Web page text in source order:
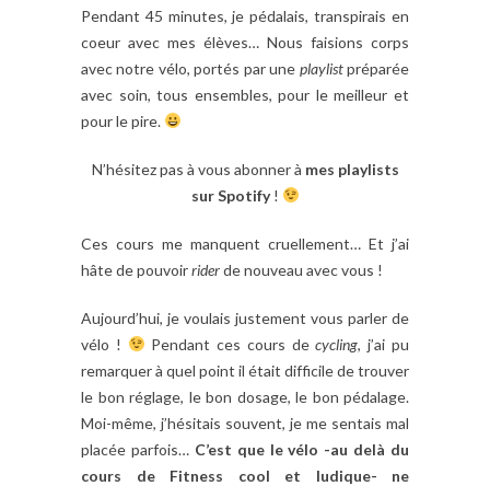
Pendant 45 minutes, je pédalais, transpirais en
coeur avec mes élèves… Nous faisions corps
avec notre vélo, portés par une playlistpréparée
avec soin, tous ensembles, pour le meilleur et
pour le pire.
N’hésitez pas à vous abonner à mes playlists
sur Spotify!
Ces cours me manquent cruellement… Et j’ai
hâte de pouvoirriderde nouveau avec vous !
Aujourd’hui, je voulais justement vous parler de
vélo !
Pendant ces cours decycling, j’ai pu
remarquer à quel point il était difficile de trouver
le bon réglage, le bon dosage, le bon pédalage.
Moi-même, j’hésitais souvent, je me sentais mal
placée parfois… C’est que le vélo -au delà du
cours de Fitness cool et ludique- ne